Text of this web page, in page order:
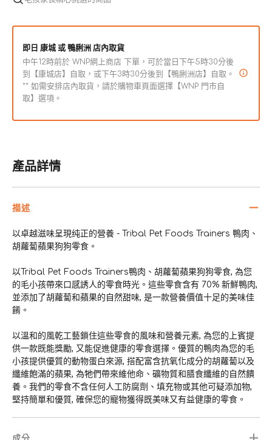
產品詳情
描述
以卓越滋味呈現纯正的營養 - Tribal Pet Foods Trainers 鴨肉、
胡蘿蔔蘋果狗狗零食。
以Tribal Pet Foods Trainers鴨肉、胡蘿蔔蘋果狗狗零食, 為您
的毛小孩帶來口感誘人的零食時光。這些零食含有 70% 新鮮鴨肉,
並添加了胡蘿蔔和蘋果的自然甜味, 是一款營養價值十足的美味佳
餚。
以溫和的風乾工藝鎖住這些零食的風味和營養元素, 為您的上賓提
供一款既能獎勵, 又能促進健康的零食選擇。優質的鴨肉為您的毛
小孩提供優質的動物蛋白來源, 搭配富含抗氧化成分的胡蘿蔔以及
纖維飽滿的蘋果, 為牠們帶來維他命、礦物質和膳食纖維的自然饋
養。我們的零食不含任何人工防腐劑、填充物或其他可疑添加物,
堅持簡單和優質, 確保您的寵物獲得既美味又有益健康的零食。
蔔
蘋
果
零
食
量
蔔
蘋
果
零
食
量
即日 康城 或 鴨脷洲 店內取貨
中午12時前於 WNP網上商店 下單，可於當日下午5時30分後
到【康城店】自取，或下午3時30分後到【鴨脷洲店】自取。
** 如需安排店內取貨，請於購物車頁面選擇【WNP 門市自
取】選項。